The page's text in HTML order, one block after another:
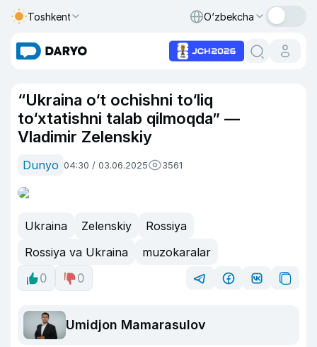
Toshkent O‘zbekcha
“Ukraina o‘t ochishni to‘liq
to‘xtatishni talab qilmoqda” —
Vladimir Zelenskiy
Dunyo 04:30 / 03.06.2025 3561
Ukraina Zelenskiy
Rossiya
Rossiya va Ukraina
muzokaralar
0
0
Umidjon Mamarasulov